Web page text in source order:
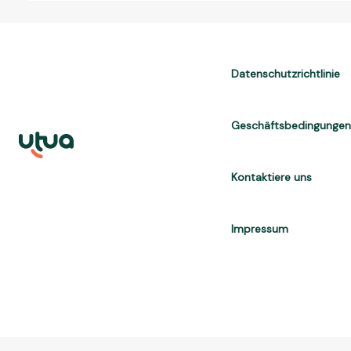
Datenschutzrichtlinie
Geschäftsbedingungen
Kontaktiere uns
Impressum